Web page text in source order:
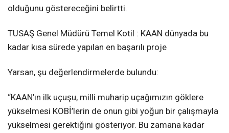
olduğunu göstereceğini belirtti.
TUSAŞ Genel Müdürü Temel Kotil : KAAN dünyada bu
kadar kısa sürede yapılan en başarılı proje
Yarsan, şu değerlendirmelerde bulundu:
“KAAN’ın ilk uçuşu, milli muharip uçağımızın göklere
yükselmesi KOBİ’lerin de onun gibi yoğun bir çalışmayla
yükselmesi gerektiğini gösteriyor. Bu zamana kadar